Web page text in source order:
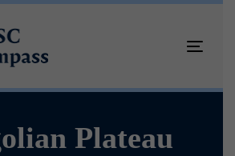
Toggle
Plateau